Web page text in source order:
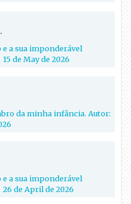
a sua imponderável
15 de May de 2026
da minha infância. Autor:
a sua imponderável
26 de April de 2026